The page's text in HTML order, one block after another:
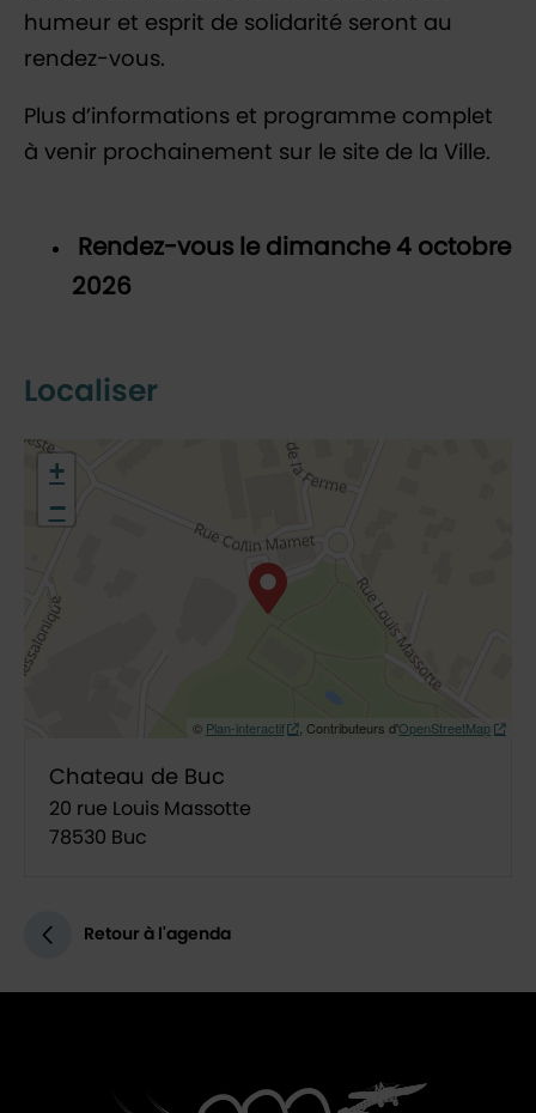
humeur et esprit de solidarité seront au
rendez-vous.
Plus d’informations et programme complet
à venir prochainement sur le site de la Ville.
Rendez-vous le dimanche 4 octobre
2026
Localiser
48.77114,2.12343
+
−
© Plan-interactif , Contributeurs d'OpenStreetMap
Chateau de Buc
20 rue Louis Massotte
78530 Buc
Retour à l'agenda